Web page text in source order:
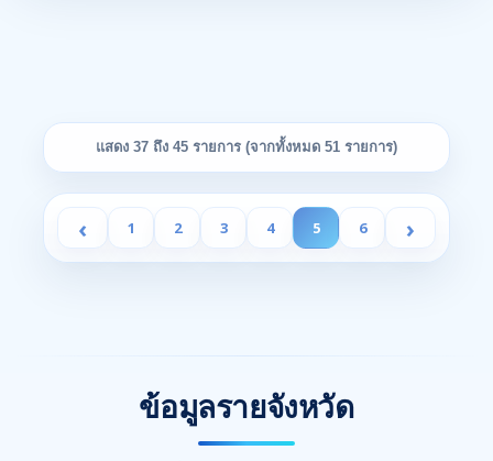
แสดง 37 ถึง 45 รายการ (จากทั้งหมด 51 รายการ)
‹ 1 2 3 4 5 6 ›
ข้อมูลรายจังหวัด